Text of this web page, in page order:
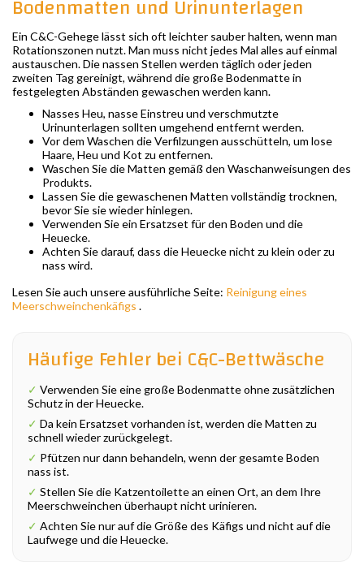
Bodenmatten und Urinunterlagen
Ein C&C-Gehege lässt sich oft leichter sauber halten, wenn man
Rotationszonen nutzt. Man muss nicht jedes Mal alles auf einmal
austauschen. Die nassen Stellen werden täglich oder jeden
zweiten Tag gereinigt, während die große Bodenmatte in
festgelegten Abständen gewaschen werden kann.
Nasses Heu, nasse Einstreu und verschmutzte
Urinunterlagen sollten umgehend entfernt werden.
Vor dem Waschen die Verfilzungen ausschütteln, um lose
Haare, Heu und Kot zu entfernen.
Waschen Sie die Matten gemäß den Waschanweisungen des
Produkts.
Lassen Sie die gewaschenen Matten vollständig trocknen,
bevor Sie sie wieder hinlegen.
Verwenden Sie ein Ersatzset für den Boden und die
Heuecke.
Achten Sie darauf, dass die Heuecke nicht zu klein oder zu
nass wird.
Lesen Sie auch unsere ausführliche Seite: Reinigung eines
Meerschweinchenkäfigs .
Häufige Fehler bei C&C-Bettwäsche
✓ Verwenden Sie eine große Bodenmatte ohne zusätzlichen
Schutz in der Heuecke.
✓ Da kein Ersatzset vorhanden ist, werden die Matten zu
schnell wieder zurückgelegt.
✓ Pfützen nur dann behandeln, wenn der gesamte Boden
nass ist.
✓ Stellen Sie die Katzentoilette an einen Ort, an dem Ihre
Meerschweinchen überhaupt nicht urinieren.
✓ Achten Sie nur auf die Größe des Käfigs und nicht auf die
Laufwege und die Heuecke.